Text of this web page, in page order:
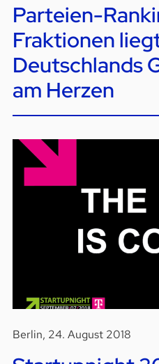
Parteien-
Fraktionen
Deutschlands
am Herzen
Berlin, 24. August 2018